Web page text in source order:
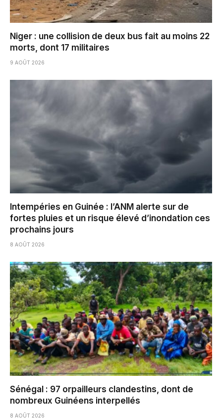
Niger : une collision de deux bus fait au moins 22
morts, dont 17 militaires
9 AOÛT 2026
Intempéries en Guinée : l’ANM alerte sur de
fortes pluies et un risque élevé d’inondation ces
prochains jours
8 AOÛT 2026
Sénégal : 97 orpailleurs clandestins, dont de
nombreux Guinéens interpellés
8 AOÛT 2026